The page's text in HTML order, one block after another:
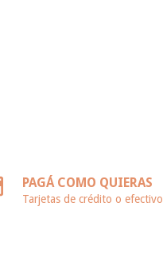
PAGÁ COMO QUIERAS
Tarjetas de crédito o efectivo